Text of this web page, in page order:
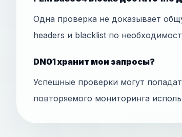
Одна проверка не доказывает
headers и blacklist по
DN01 хранит мои запросы?
Успешные проверки могут
повторяемого мониторинга